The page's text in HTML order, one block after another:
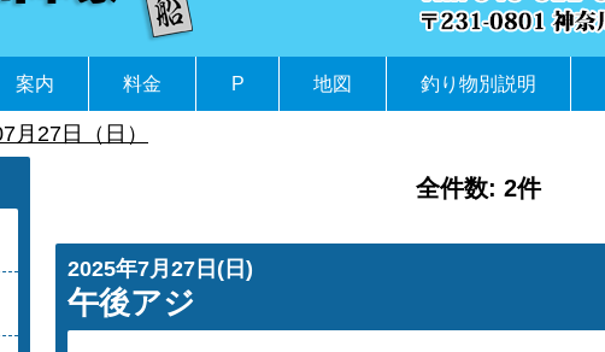
案内 料金 P 地図 釣り物別説明
月27日（日）
全件数: 2件
2025年7月27日(日)
午後アジ